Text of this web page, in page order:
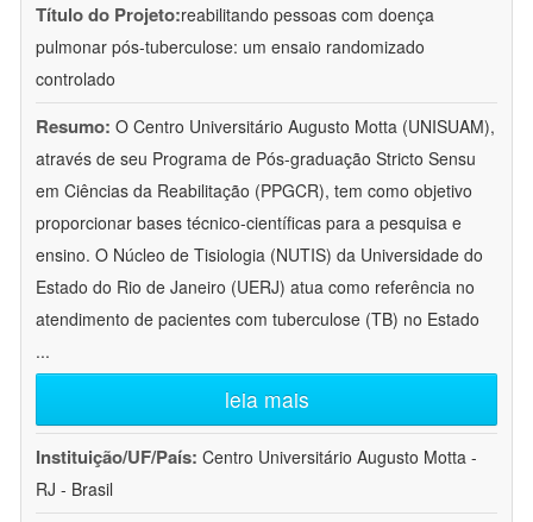
Título do Projeto:reabilitando pessoas com doença
pulmonar pós-tuberculose: um ensaio randomizado
controlado
Resumo: O Centro Universitário Augusto Motta (UNISUAM),
através de seu Programa de Pós-graduação Stricto Sensu
em Ciências da Reabilitação (PPGCR), tem como objetivo
proporcionar bases técnico-científicas para a pesquisa e
ensino. O Núcleo de Tisiologia (NUTIS) da Universidade do
Estado do Rio de Janeiro (UERJ) atua como referência no
atendimento de pacientes com tuberculose (TB) no Estado
...
leia mais
Instituição/UF/País: Centro Universitário Augusto Motta -
RJ - Brasil